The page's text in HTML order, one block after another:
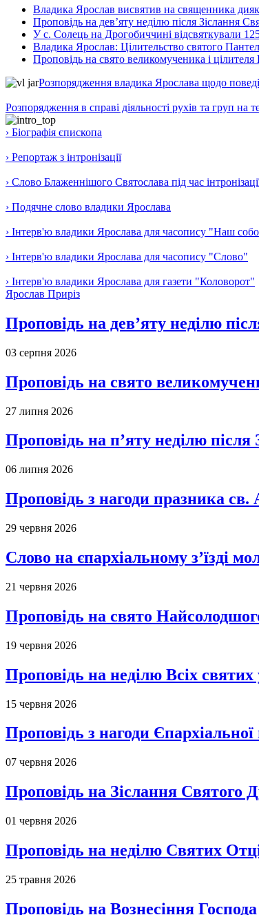
Владика Ярослав висвятив на священника
Проповідь на дев’яту неділю після Зіслання
У с. Солець на Дрогобиччині відсвяткували
Владика Ярослав: Цілительство святого
Проповідь на свято великомученика і
Розпорядження владика Ярослава щодо
Розпорядження в справі діяльності рухів та груп на
› Біографія єпископа
› Репортаж з інтронізації
› Слово Блаженнішого Святослава під час
› Подячне слово владики Ярослава
› Інтерв'ю владики Ярослава для часопису "Наш
› Інтерв'ю владики Ярослава для часопису "Слово"
› Інтерв'ю владики Ярослава для газети "Коловорот"
Ярослав Приріз
Проповідь на дев’яту неділю
03 серпня 2026
Проповідь на свято
27 липня 2026
Проповідь на п’яту неділю
06 липня 2026
Проповідь з нагоди празника
29 червня 2026
Слово на єпархіальному з’їзді
21 червня 2026
Проповідь на свято
19 червня 2026
Проповідь на неділю Всіх святих
15 червня 2026
Проповідь з нагоди
07 червня 2026
Проповідь на Зіслання Святого
01 червня 2026
Проповідь на неділю Святих
25 травня 2026
Проповідь на Вознесіння